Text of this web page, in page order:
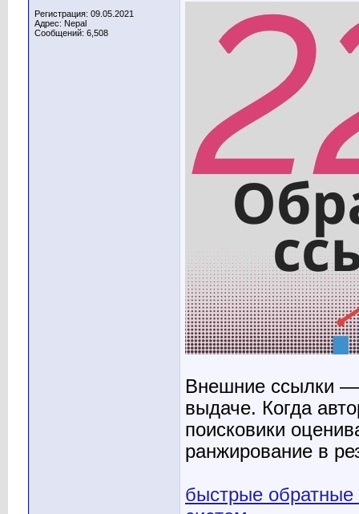
Регистрация: 09.05.2021
Адрес: Nepal
Сообщений: 6,508
Внешние ссылки —
выдаче. Когда
поисковики
ранжирование в
быстрые